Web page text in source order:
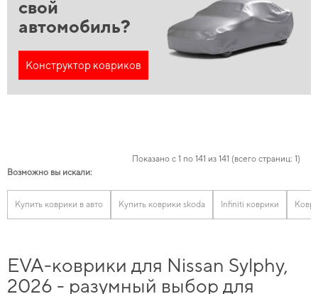
свой
автомобиль?
Конструктор ковриков
Показано с 1 по 141 из 141 (всего страниц: 1)
Возможно вы искали:
Купить коврики в авто Купить коврики skoda Infiniti коврики
EVA-коврики для Nissan Sylphy,
2026 - разумный выбор для